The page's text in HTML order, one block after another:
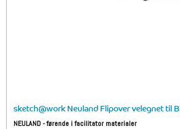
sketch@work Neuland Flipover velegnet til
NEULAND - førende i facilitator materialer